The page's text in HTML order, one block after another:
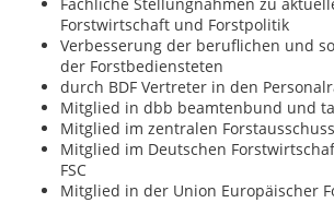
Forstwirtschaft und Forstpolitik
Verbesserung der beruflichen und
der Forstbediensteten
durch BDF Vertreter in den
Mitglied in dbb beamtenbund und
Mitglied im zentralen
Mitglied im Deutschen
FSC
Mitglied in der Union Europäischer